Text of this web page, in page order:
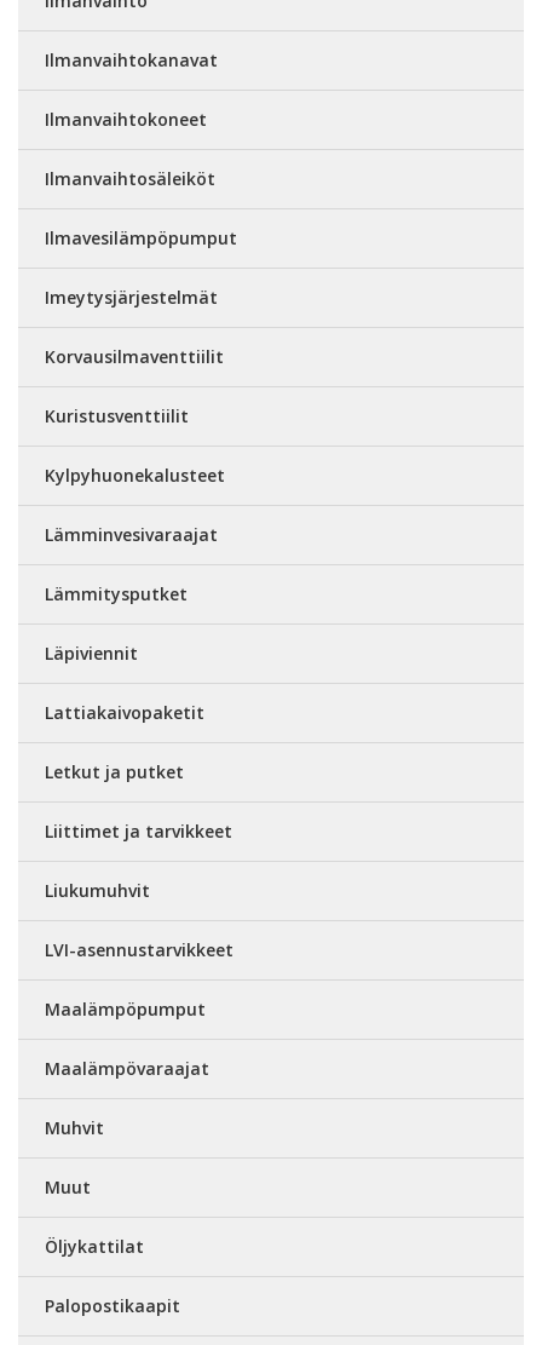
Ilmanvaihtokanavat
Ilmanvaihtokoneet
Ilmanvaihtosäleiköt
Ilmavesilämpöpumput
Imeytysjärjestelmät
Korvausilmaventtiilit
Kuristusventtiilit
Kylpyhuonekalusteet
Lämminvesivaraajat
Lämmitysputket
Läpiviennit
Lattiakaivopaketit
Letkut ja putket
Liittimet ja tarvikkeet
Liukumuhvit
LVI-asennustarvikkeet
Maalämpöpumput
Maalämpövaraajat
Muhvit
Muut
Öljykattilat
Palopostikaapit